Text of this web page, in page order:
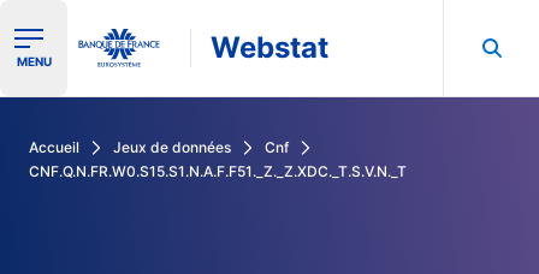
Ouvrir le menu de navigation
MENU Webstat
Accueil Jeux de données
Cnf
CNF.Q.N.FR.W0.S15.S1.N.A.F.F51._Z._Z.XDC._T.S.V.N._T